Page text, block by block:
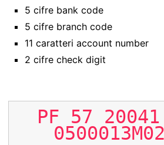
5 cifre bank code
5 cifre branch code
11 caratteri account number
2 cifre check digit
PF 57 20041